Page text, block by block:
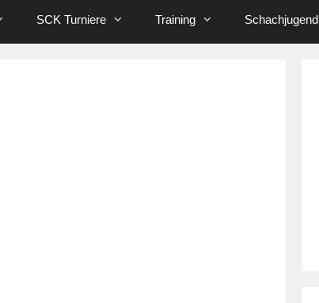
SCK Turniere Training Schachjugend